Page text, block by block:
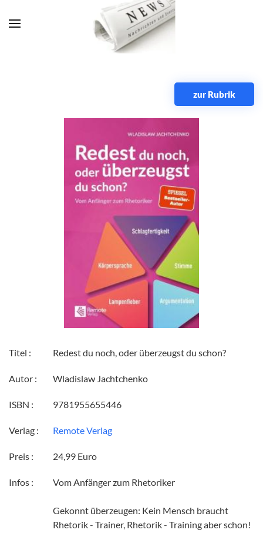
Zum Hauptinhalt springen
zur Rubrik
Titel : Redest du noch, oder überzeugst du schon?
Autor : Wladislaw Jachtchenko
ISBN : 9781955655446
Verlag : Remote Verlag
Preis : 24,99 Euro
Infos : Vom Anfänger zum Rhetoriker
Gekonnt überzeugen: Kein Mensch braucht
Rhetorik - Trainer, Rhetorik - Training aber schon!